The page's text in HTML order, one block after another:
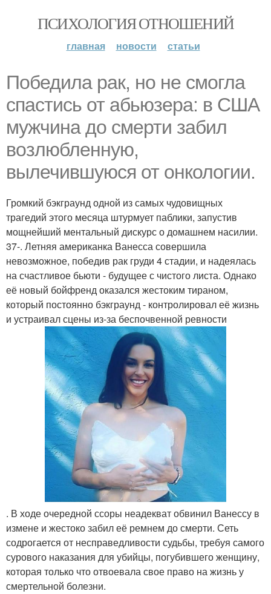
ПСИХОЛОГИЯ ОТНОШЕНИЙ
главная новости статьи
Победила рак, но не смогла
спастись от абьюзера: в США
мужчина до смерти забил
возлюбленную,
вылечившуюся от онкологии.
Громкий бэкграунд одной из самых чудовищных
трагедий этого месяца штурмует паблики, запустив
мощнейший ментальный дискурс о домашнем насилии.
37-. Летняя американка Ванесса совершила
невозможное, победив рак груди 4 стадии, и надеялась
на счастливое бьюти - будущее с чистого листа. Однако
её новый бойфренд оказался жестоким тираном,
который постоянно бэкграунд - контролировал её жизнь
и устраивал сцены из-за беспочвенной ревности
. В ходе очередной ссоры неадекват обвинил Ванессу в
измене и жестоко забил её ремнем до смерти. Сеть
содрогается от несправедливости судьбы, требуя самого
сурового наказания для убийцы, погубившего женщину,
которая только что отвоевала свое право на жизнь у
смертельной болезни.